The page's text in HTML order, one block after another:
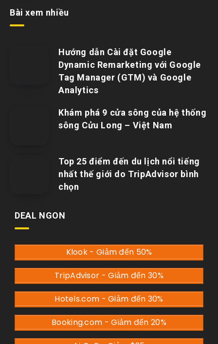
Bài xem nhiều
Hướng dẫn Cài đặt Google
Dynamic Remarketing với Google
Tag Manager (GTM) và Google
Analytics
Khám phá 9 cửa sông của hệ thống
sông Cửu Long – Việt Nam
Top 25 điểm đến du lịch nổi tiếng
nhất thế giới do TripAdvisor bình
chọn
DEAL NGON
Klook - Giảm đến 50%
TripAdvisor - Giảm đến 30%
Hotels.com - Giảm đến 30%
Booking.com - Giảm đến 20%